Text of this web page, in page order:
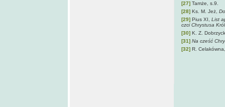
[27] Tamże, s.9.
[28] Ks. M. Jeż,
[29] Pius XI, List
czci Chrystusa
[30] K. Z.
[31] Na cześć
[32] R.